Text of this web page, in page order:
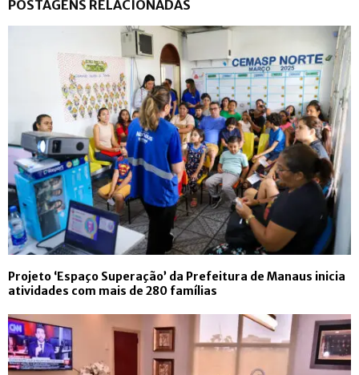
POSTAGENS RELACIONADAS
Projeto ‘Espaço Superação’ da Prefeitura de Manaus inicia
atividades com mais de 280 famílias